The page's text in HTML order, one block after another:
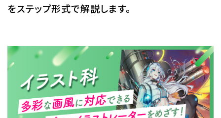
イベント
新着情報
Q&A・お問い合わせ
をステップ形式で解説します。